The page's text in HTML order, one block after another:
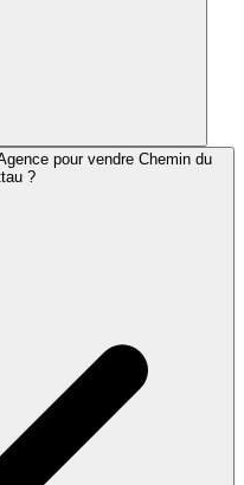
pour vendre Chemin du
?